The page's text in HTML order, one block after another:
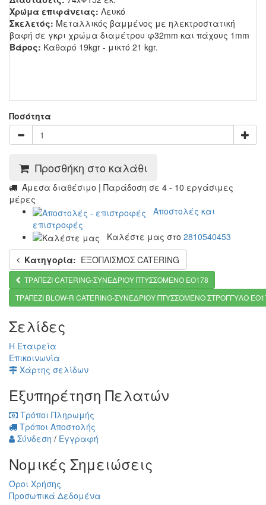
Χρώμα επιφάνειας: Λευκό
Σκελετός: Μεταλλικός βαμμένος με ηλεκτροστατική
βαφή σε γκρι χρώμα διαμέτρου φ32mm και πάχους 1mm
Βάρος: Καθαρό 19kgr - μικτό 21 kgr.
Ποσότητα
Προσθήκη στο καλάθι
Άμεσα διαθέσιμο | Παράδοση σε 4 - 10 εργάσιμες
μέρες
Αποστολές και
επιστροφές
Καλέστε μας στο 2810540453
Κατηγορία: ΕΞΟΠΛΙΣΜΟΣ CATERING
ΤΡΑΠΕΖΙ CATERING-ΣΥΝΕΔΡΙΟΥ ΠΤΥΣΣΟΜΕΝΟ ΕΟ178
ΤΡΑΠΕΖΙ BLOW-R CATERING-ΣΥΝΕΔΡΙΟΥ ΠΤΥΣΣΟΜΕΝΟ ΣΤΡΟΓΓΥΛΟ
Σελίδες
Η Εταιρεία
Επικοινωνία
Χάρτης σελίδων
Εξυπηρέτηση Πελατών
Τρόποι Πληρωμής
Τρόποι Αποστολής
Σύνδεση / Εγγραφή
Νομικές Σημειώσεις
Όροι Χρήσης
Προσωπικά Δεδομένα